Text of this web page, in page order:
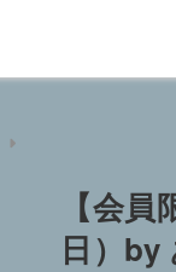
【会
日）by